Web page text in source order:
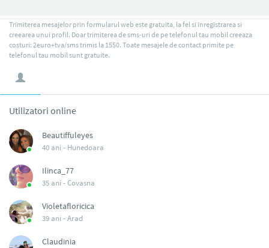
Trimiterea mesajelor prin formularul web este gratuita, la fel si inregistrarea si
creearea unui profil. Doar trimiterea de sms-uri de pe telefonul tau mobil creeaza
costuri: 2euro+tva/sms trimis la 1550. Toate mesajele de contact primite pe
telefonul tau mobil sunt gratuite.
Utilizatori online
Beautiffuleyes
40 ani - Hunedoara
Ilinca_77
35 ani -Covasna
Violetafloricica
39 ani -Arad
Claudinia